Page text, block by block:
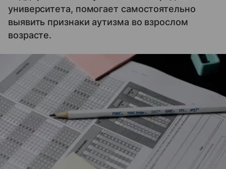
университета, помогает самостоятельно
выявить признаки аутизма во взрослом
возрасте.